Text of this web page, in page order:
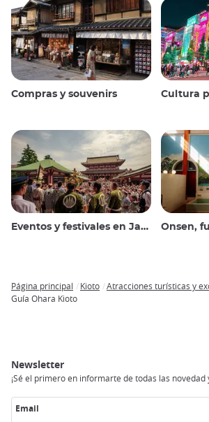
Compras y souvenirs Cultura
Eventos y festivales en Japón Onsen,
Breadcrumb
Página principal Kioto
Atracciones turísticas y
Guía Ohara Kioto
Newsletter
¡Sé el primero en informarte de todas las
Email